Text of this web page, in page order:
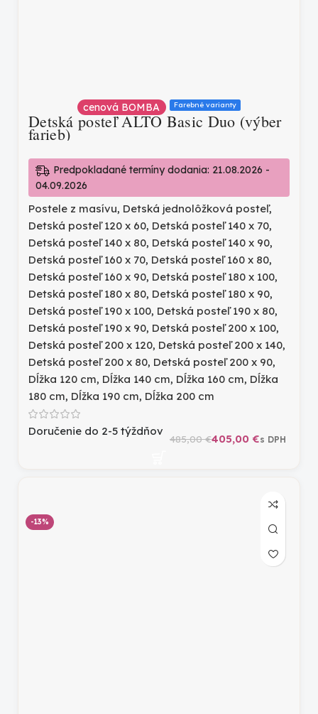
cenová BOMBA Farebné varianty
Detská posteľ ALTO Basic Duo (výber
farieb)
Predpokladané termíny dodania: 21.08.2026 -
04.09.2026
Postele z masívu, Detská jednolôžková posteľ,
Detská posteľ 120 x 60, Detská posteľ 140 x 70,
Detská posteľ 140 x 80, Detská posteľ 140 x 90,
Detská posteľ 160 x 70, Detská posteľ 160 x 80,
Detská posteľ 160 x 90, Detská posteľ 180 x 100,
Detská posteľ 180 x 80, Detská posteľ 180 x 90,
Detská posteľ 190 x 100, Detská posteľ 190 x 80,
Detská posteľ 190 x 90, Detská posteľ 200 x 100,
Detská posteľ 200 x 120, Detská posteľ 200 x 140,
Detská posteľ 200 x 80, Detská posteľ 200 x 90,
Dĺžka 120 cm, Dĺžka 140 cm, Dĺžka 160 cm, Dĺžka
180 cm, Dĺžka 190 cm, Dĺžka 200 cm
Doručenie do 2-5 týždňov
485,00€405,00 €
-13%